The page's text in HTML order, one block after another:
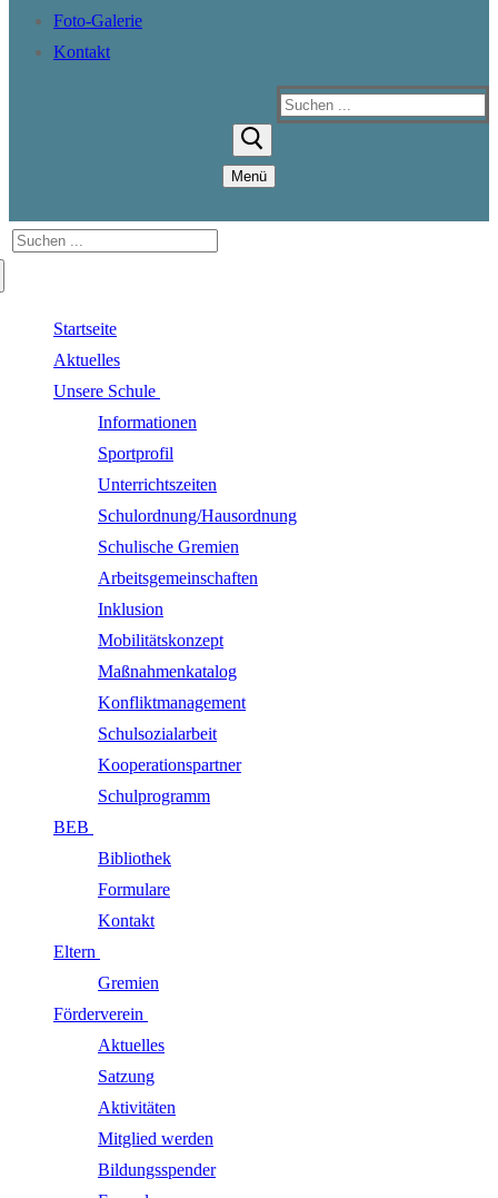
Foto-Galerie
Kontakt
Suchen
Menü
Suchen
Startseite
Aktuelles
Unsere Schule
Informationen
Sportprofil
Unterrichtszeiten
Schulordnung/Hausordnung
Schulische Gremien
Arbeitsgemeinschaften
Inklusion
Mobilitätskonzept
Maßnahmenkatalog
Konfliktmanagement
Schulsozialarbeit
Kooperationspartner
Schulprogramm
BEB
Bibliothek
Formulare
Kontakt
Eltern
Gremien
Förderverein
Aktuelles
Satzung
Aktivitäten
Mitglied werden
Bildungsspender